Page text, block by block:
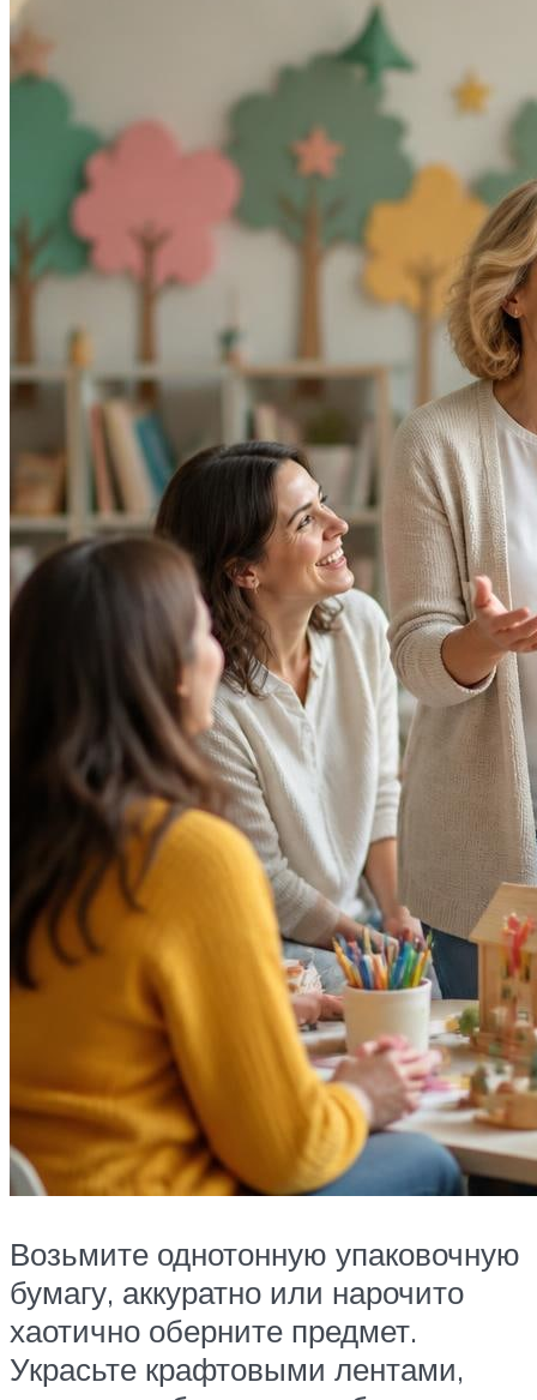
Возьмите однотонную упаковочную
бумагу, аккуратно или нарочито
хаотично оберните предмет.
Украсьте крафтовыми лентами,